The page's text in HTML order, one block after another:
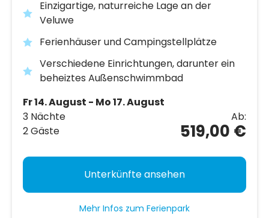
Einzigartige, naturreiche Lage an der
Veluwe
Ferienhäuser und Campingstellplätze
Verschiedene Einrichtungen, darunter ein
beheiztes Außenschwimmbad
Fr 14. August - Mo 17. August
3 Nächte
2 Gäste
Ab:
519,00 €
Unterkünfte ansehen
Mehr Infos zum Ferienpark